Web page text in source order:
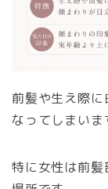
前髪や生え際
なってしまいま
特に女性は前